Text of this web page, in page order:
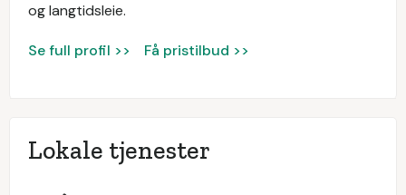
og langtidsleie.
Se full profil >> Få pristilbud >>
Lokale tjenester